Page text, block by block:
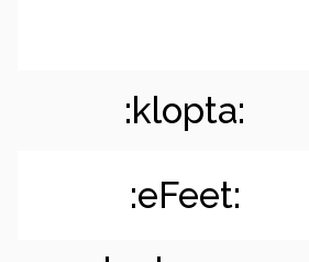
:klopta:
:eFeet: